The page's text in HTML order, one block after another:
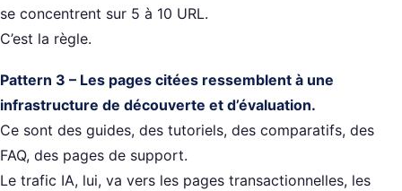
se concentrent sur 5 à 10 URL.
C’est la règle.
Pattern 3 – Les pages citées ressemblent à une
infrastructure de découverte et d’évaluation.
Ce sont des guides, des tutoriels, des comparatifs, des
FAQ, des pages de support.
Le trafic IA, lui, va vers les pages transactionnelles, les